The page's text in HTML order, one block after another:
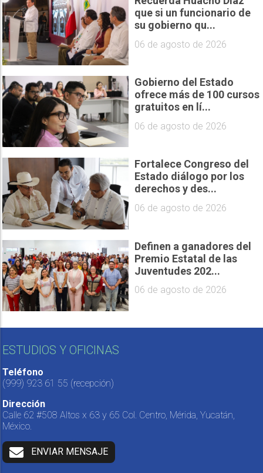
que si un funcionario de
su gobierno qu...
06 de agosto de 2026
Gobierno del Estado
ofrece más de 100 cursos
gratuitos en lí...
06 de agosto de 2026
Fortalece Congreso del
Estado diálogo por los
derechos y des...
06 de agosto de 2026
Definen a ganadores del
Premio Estatal de las
Juventudes 202...
06 de agosto de 2026
ESTUDIOS Y OFICINAS
Teléfono
(999) 923 61 55 (recepción)
Dirección
Calle 62 #508 Altos x 63 y 65 Col. Centro, Mérida, Yucatán,
México.
ENVIAR MENSAJE